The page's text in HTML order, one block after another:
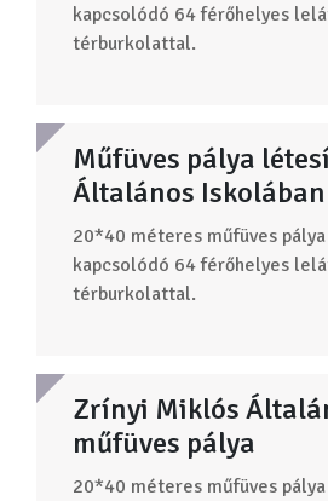
kapcsolódó 64 férőhelyes
térburkolattal.
Műfüves pálya
Általános Iskolában
20*40 méteres műfüves
kapcsolódó 64 férőhelyes
térburkolattal.
Zrínyi Miklós
műfüves pálya
20*40 méteres műfüves